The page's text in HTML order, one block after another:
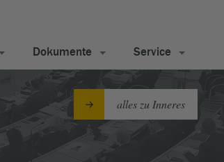
Dokumente Service
alles zu Inneres